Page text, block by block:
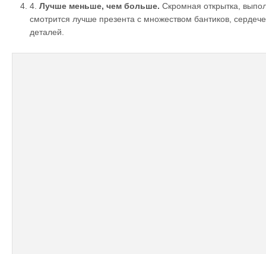
4. Лучше меньше, чем больше. Скромная открытка,
смотрится лучше презента с множеством бантиков,
деталей.